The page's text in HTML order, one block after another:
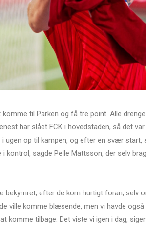
til Parken og få tre point. Alle
har slået FCK i hovedstaden, så det
ugen op til kampen, og efter en svær start,
kontrol, sagde Pelle Mattsson, der selv
bekymret, efter de kom hurtigt foran, selv
ville komme blæsende, men vi havde
komme tilbage. Det viste vi igen i dag,